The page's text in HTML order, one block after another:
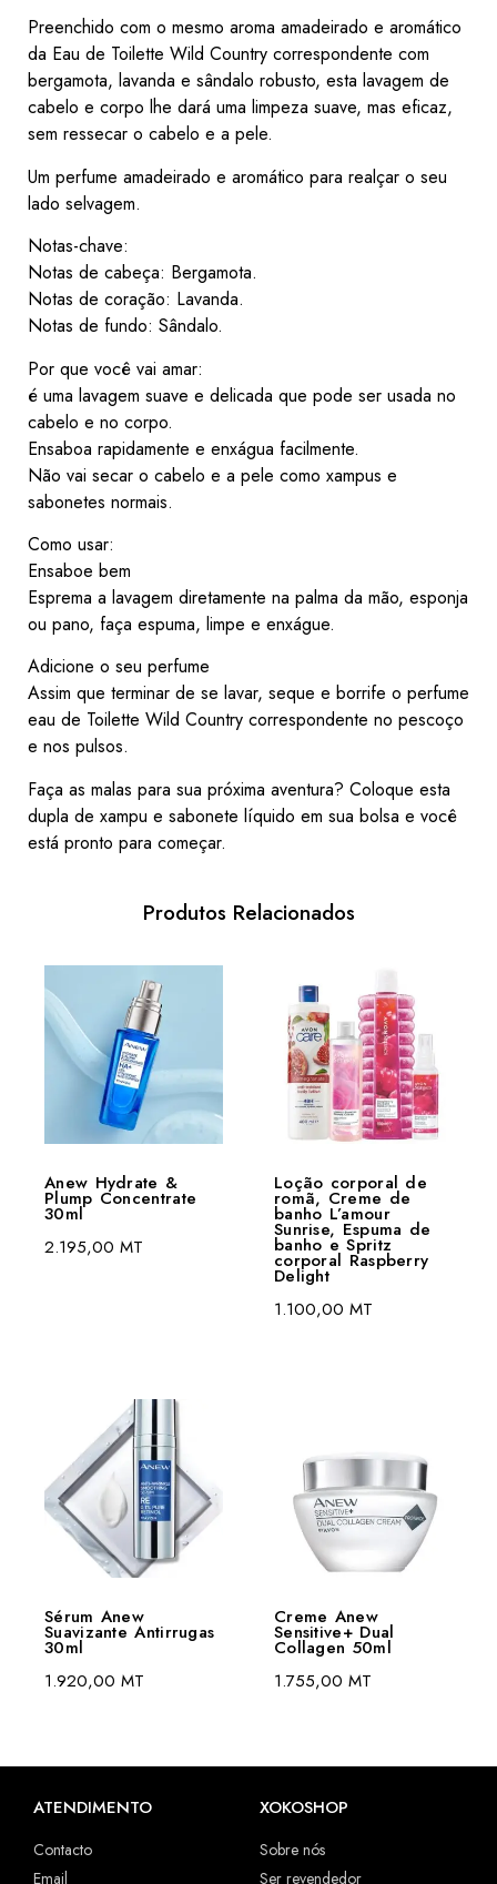
Preenchido com o mesmo aroma amadeirado e aromático
da Eau de Toilette Wild Country correspondente com
bergamota, lavanda e sândalo robusto, esta lavagem de
cabelo e corpo lhe dará uma limpeza suave, mas eficaz,
sem ressecar o cabelo e a pele.
Um perfume amadeirado e aromático para realçar o seu
lado selvagem.
Notas-chave:
Notas de cabeça: Bergamota.
Notas de coração: Lavanda.
Notas de fundo: Sândalo.
Por que você vai amar:
é uma lavagem suave e delicada que pode ser usada no
cabelo e no corpo.
Ensaboa rapidamente e enxágua facilmente.
Não vai secar o cabelo e a pele como xampus e
sabonetes normais.
Como usar:
Ensaboe bem
Esprema a lavagem diretamente na palma da mão, esponja
ou pano, faça espuma, limpe e enxágue.
Adicione o seu perfume
Assim que terminar de se lavar, seque e borrife o perfume
eau de Toilette Wild Country correspondente no pescoço
e nos pulsos.
Faça as malas para sua próxima aventura? Coloque esta
dupla de xampu e sabonete líquido em sua bolsa e você
está pronto para começar.
Produtos Relacionados
Anew Hydrate &
Plump Concentrate
30ml
2.195,00 MT
Loção corporal de
romã, Creme de
banho L’amour
Sunrise, Espuma de
banho e Spritz
corporal Raspberry
Delight
1.100,00 MT
Sérum Anew
Suavizante Antirrugas
30ml
1.920,00 MT
Creme Anew
Sensitive+ Dual
Collagen 50ml
1.755,00 MT
ATENDIMENTO
Contacto
Email
XOKOSHOP
Sobre nós
Ser revendedor